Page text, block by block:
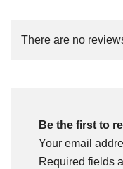
There are no
Be the first to
Your email
Required fields